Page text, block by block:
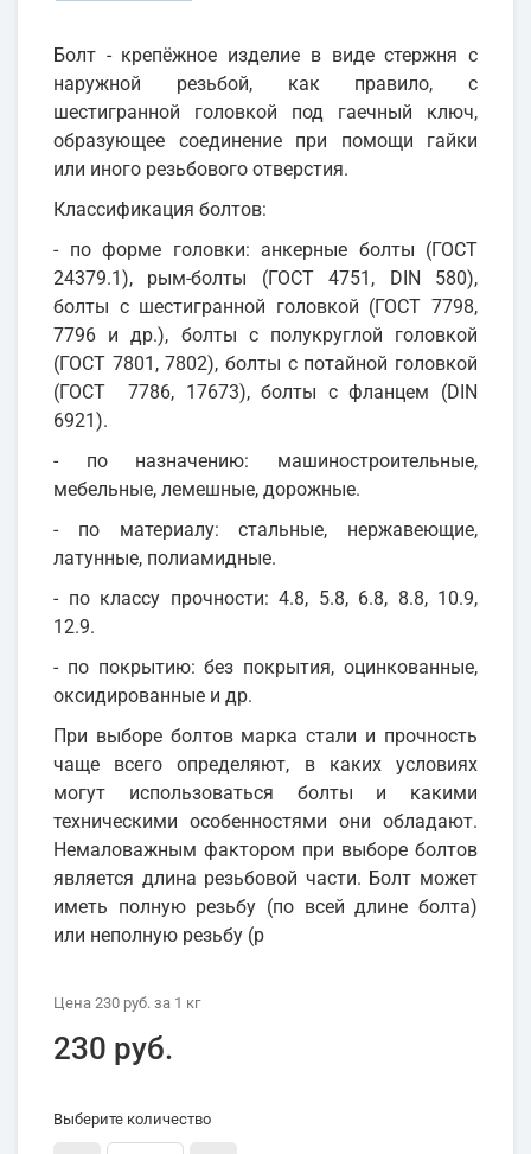
Болт - крепёжное изделие в виде стержня с
наружной резьбой, как правило, с
шестигранной головкой под гаечный ключ,
образующее соединение при помощи гайки
или иного резьбового отверстия.
Классификация болтов:
- по форме головки: анкерные болты (ГОСТ
24379.1), рым-болты (ГОСТ 4751, DIN 580),
болты с шестигранной головкой (ГОСТ 7798,
7796 и др.), болты с полукруглой головкой
(ГОСТ 7801, 7802), болты с потайной головкой
(ГОСТ 7786, 17673), болты с фланцем (DIN
6921).
- по назначению: машиностроительные,
мебельные, лемешные, дорожные.
- по материалу: стальные, нержавеющие,
латунные, полиамидные.
- по классу прочности: 4.8, 5.8, 6.8, 8.8, 10.9,
12.9.
- по покрытию: без покрытия, оцинкованные,
оксидированные и др.
При выборе болтов марка стали и прочность
чаще всего определяют, в каких условиях
могут использоваться болты и какими
техническими особенностями они обладают.
Немаловажным фактором при выборе болтов
является длина резьбовой части. Болт может
иметь полную резьбу (по всей длине болта)
или неполную резьбу (р
Цена 230 руб. за 1 кг
230 руб.
Выберите количество